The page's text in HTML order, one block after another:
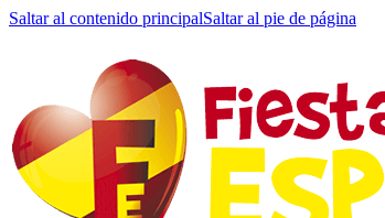
Saltar al contenido principalSaltar al pie de página